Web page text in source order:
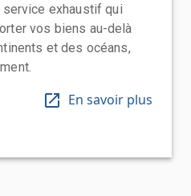
exhaustif qui
vos biens au-delà
et des océans,
En savoir plus